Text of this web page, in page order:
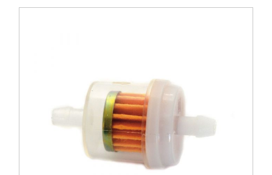
DOMANDE FREQUENTI
ASSISTENZA TECNICA